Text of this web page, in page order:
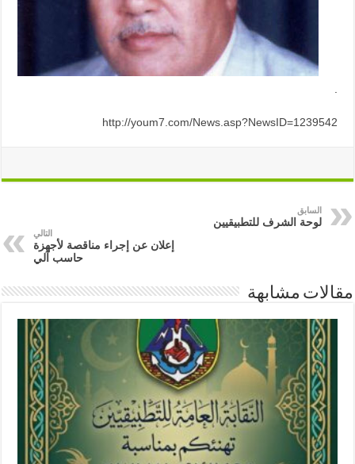
http://youm7.com/News.asp?NewsID=1239542
السابق
لوحة الشرف للتطبيقيين
التالي
إعلان عن إجراء مناقصة لأجهزة
حاسب آلي
مقالات مشابهة